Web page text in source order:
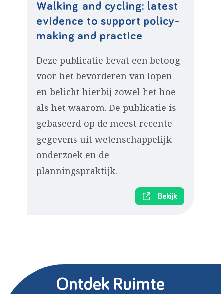
Walking and cycling: latest
evidence to support policy-
making and practice
Deze publicatie bevat een betoog
voor het bevorderen van lopen
en belicht hierbij zowel het hoe
als het waarom. De publicatie is
gebaseerd op de meest recente
gegevens uit wetenschappelijk
onderzoek en de
planningspraktijk.
Bekijk
Ontdek Ruimte